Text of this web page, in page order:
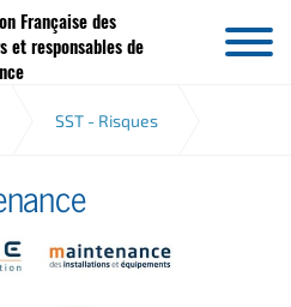
contenu
Française des
et responsables de
SST - Risques
SYNERGIE Maintenance